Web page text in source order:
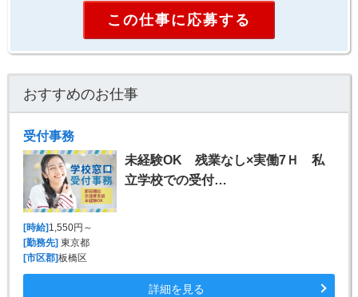
この仕事に応募する
おすすめのお仕事
受付事務
未経験OK 残業なし×実働7Ｈ 私
立学校での受付…
[時給] 1,550円～
[勤務先] 東京都
[市区郡]板橋区
詳細を見る